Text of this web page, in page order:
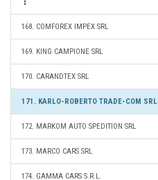
168. COMFOREX IMPEX SRL
169. KING CAMPIONE SRL
170. CARANDTEX SRL
171. KARLO-ROBERTO TRADE-COM SRL
172. MARKOM AUTO SPEDITION SRL
173. MARCO CARS SRL
174. GAMMA CARS S.R.L.